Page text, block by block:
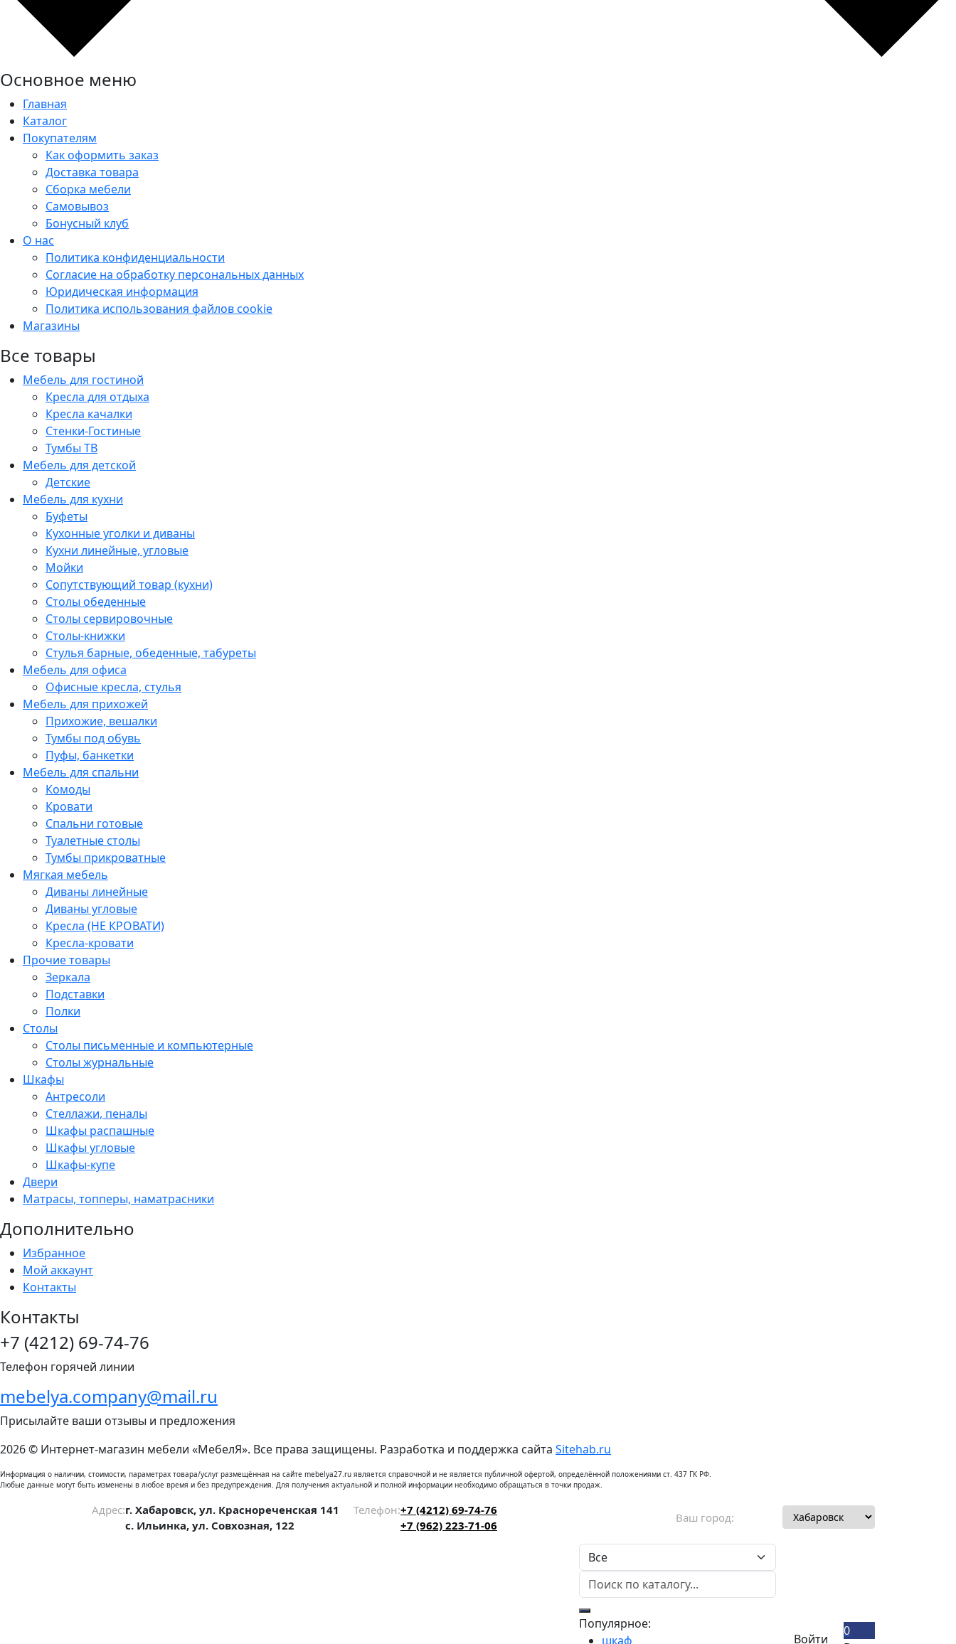
Основное меню
Главная
Каталог
Покупателям
Как оформить заказ
Доставка товара
Сборка мебели
Самовывоз
Бонусный клуб
О нас
Политика конфиденциальности
Согласие на обработку персональных данных
Юридическая информация
Политика использования файлов cookie
Магазины
Все товары
Мебель для гостиной
Кресла для отдыха
Кресла качалки
Стенки-Гостиные
Тумбы ТВ
Мебель для детской
Детские
Мебель для кухни
Буфеты
Кухонные уголки и диваны
Кухни линейные, угловые
Мойки
Сопутствующий товар (кухни)
Столы обеденные
Столы сервировочные
Столы-книжки
Стулья барные, обеденные, табуреты
Мебель для офиса
Офисные кресла, стулья
Мебель для прихожей
Прихожие, вешалки
Тумбы под обувь
Пуфы, банкетки
Мебель для спальни
Комоды
Кровати
Спальни готовые
Туалетные столы
Тумбы прикроватные
Мягкая мебель
Диваны линейные
Диваны угловые
Кресла (НЕ КРОВАТИ)
Кресла-кровати
Прочие товары
Зеркала
Подставки
Полки
Столы
Столы письменные и компьютерные
Столы журнальные
Шкафы
Антресоли
Стеллажи, пеналы
Шкафы распашные
Шкафы угловые
Шкафы-купе
Двери
Матрасы, топперы, наматрасники
Дополнительно
Избранное
Мой аккаунт
Контакты
Контакты
+7 (4212) 69-74-76
Телефон горячей линии
mebelya.company@mail.ru
Присылайте ваши отзывы и предложения
2026 © Интернет-магазин мебели «МебелЯ». Все права защищены. Разработка и поддержка сайта Sitehab.ru
Информация о наличии, стоимости, параметрах товара/услуг размещённая на сайте mebelya27.ru является справочной и не является публичной офертой, определённой положениями ст. 437 ГК РФ.
Любые данные могут быть изменены в любое время и без предупреждения. Для получения актуальной и полной информации необходимо обращаться в точки продаж.
Адрес:г. Хабаровск, ул. Краснореченская 141
с. Ильинка, ул. Совхозная, 122
Телефон:+7 (4212) 69-74-76
+7 (962) 223-71-06
Ваш город:
Популярное:
шкаф
Войти
0